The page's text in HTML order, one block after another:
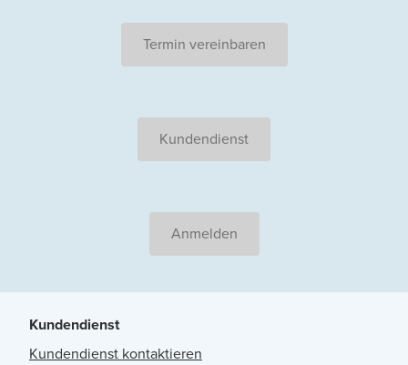
Termin vereinbaren
Kundendienst
Anmelden
Kundendienst
Kundendienst kontaktieren